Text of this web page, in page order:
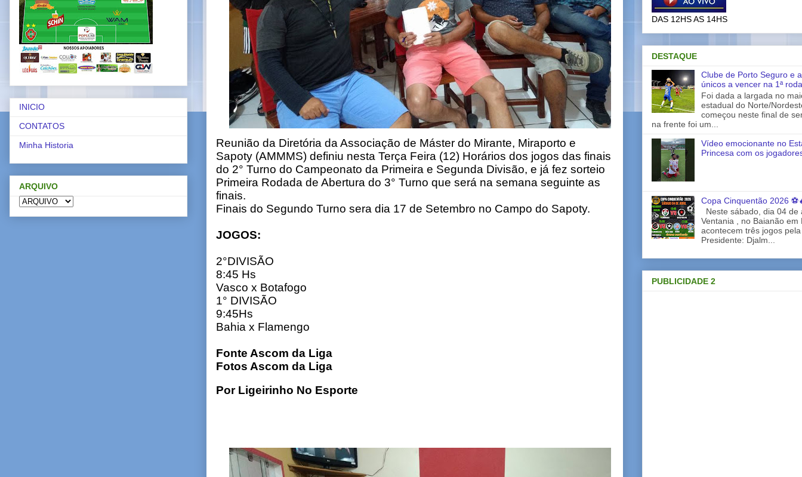
Reunião da Diretória da Associação de Máster do Mirante, Miraporto e
Sapoty (AMMMS) definiu nesta Terça Feira (12) Horários dos jogos das finais
do 2° Turno do Campeonato da Primeira e Segunda Divisão, e já fez sorteio
Primeira Rodada de Abertura do 3° Turno que será na semana seguinte as
finais.
Finais do Segundo Turno sera dia 17 de Setembro no Campo do Sapoty.
JOGOS:
2°DIVISÃO
8:45 Hs
Vasco x Botafogo
1° DIVISÃO
9:45Hs
Bahia x Flamengo
Fonte Ascom da Liga
Fotos Ascom da Liga
Por Ligeirinho No Esporte
INICIO
CONTATOS
Minha Historia
ARQUIVO
DAS 12HS AS 14HS
DESTAQUE
Clube de Porto Seguro e
únicos a vencer na 1ª
Foi dada a largada no
estadual do Norte/
começou neste final de
na frente foi um...
Vídeo emocionante no
Princesa com os
Copa Cinquentão 2026
Neste sábado, dia 04 de
Ventania , no Baianão em
acontecem três jogos
Presidente: Djalm...
PUBLICIDADE 2